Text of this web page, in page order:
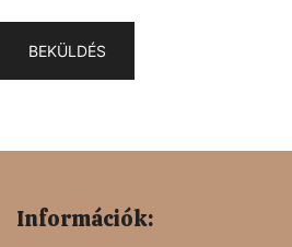
Információk: